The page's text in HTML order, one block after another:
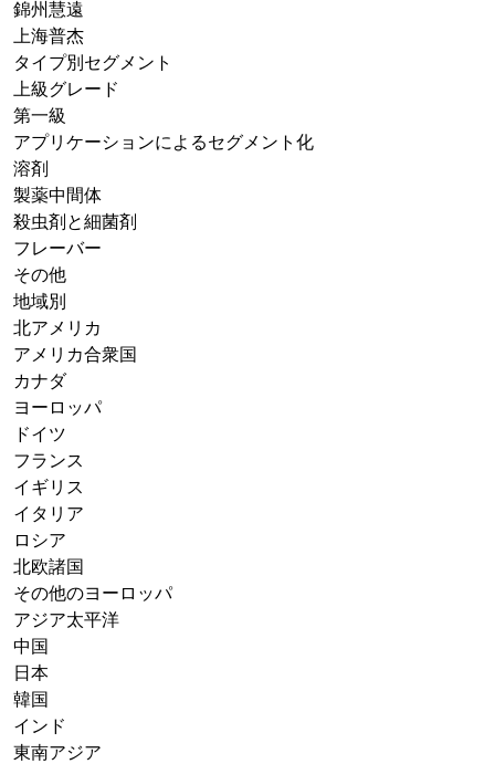
錦州慧遠
上海普杰
タイプ別セグメント
上級グレード
第一級
アプリケーションによるセグメント化
溶剤
製薬中間体
殺虫剤と細菌剤
フレーバー
その他
地域別
北アメリカ
アメリカ合衆国
カナダ
ヨーロッパ
ドイツ
フランス
イギリス
イタリア
ロシア
北欧諸国
その他のヨーロッパ
アジア太平洋
中国
日本
韓国
インド
東南アジア